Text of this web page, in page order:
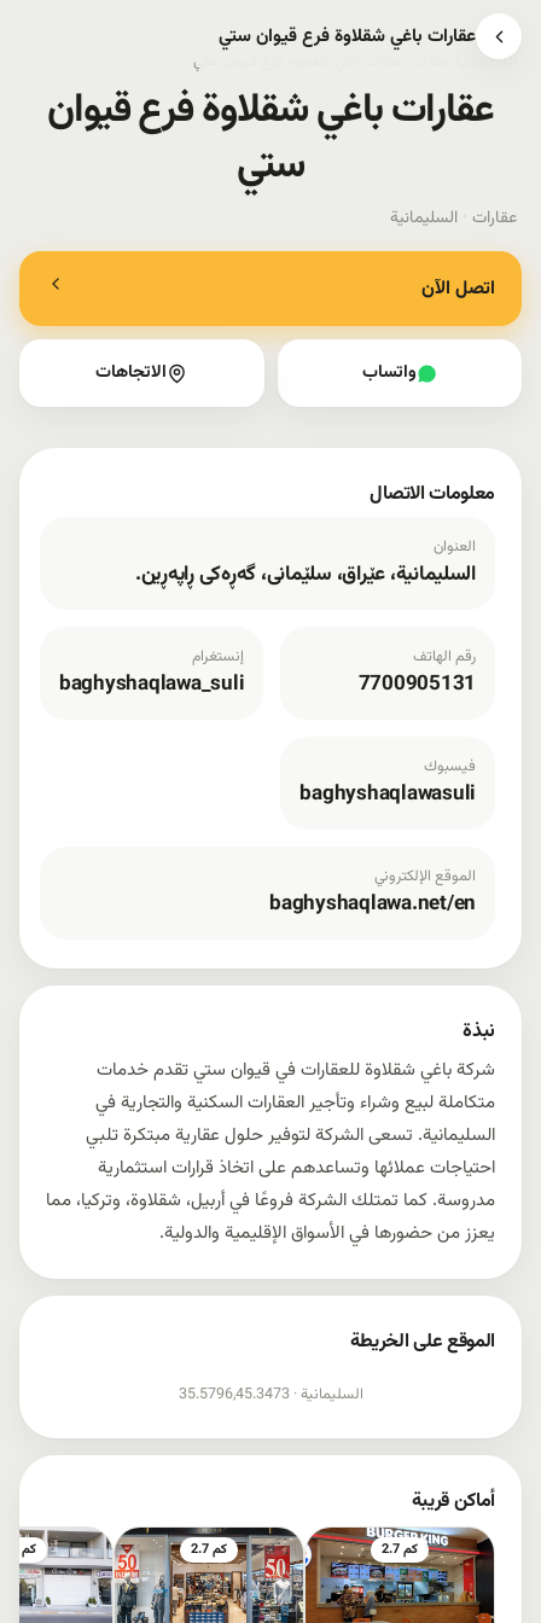
عقارات باغي شقلاوة فرع قیوان ستي
السليمانية عقارات باغي شقلاوة فرع قیوان ستي
عقارات باغي شقلاوة فرع قیوان
ستي
عقارات · السليمانية
نبذة
شركة باغي شقلاوة للعقارات في قیوان ستي تقدم خدمات
متكاملة لبيع وشراء وتأجير العقارات السكنية والتجارية في
السليمانية. تسعى الشركة لتوفير حلول عقارية مبتكرة تلبي
احتياجات عملائها وتساعدهم على اتخاذ قرارات استثمارية
مدروسة. كما تمتلك الشركة فروعًا في أربيل، شقلاوة، وتركيا، مما
يعزز من حضورها في الأسواق الإقليمية والدولية.
أماكن قريبة
2.7 كم 2.7 كم 4.1 كم
اتصل الآن
واتساب الاتجاهات
معلومات الاتصال
العنوان
السليمانية، عێراق، سلێمانی، گەڕەکی ڕاپەڕین.
رقم الهاتف
7700905131
إنستغرام
baghyshaqlawa_suli
فيسبوك
baghyshaqlawasuli
الموقع الإلكتروني
baghyshaqlawa.net/en
الموقع على الخريطة
السليمانية · 35.5796,45.3473